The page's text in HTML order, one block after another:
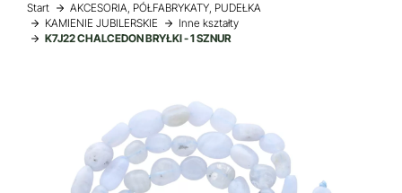
Start
AKCESORIA, PÓŁFABRYKATY, PUDEŁKA
KAMIENIE JUBILERSKIE
Inne kształty
K7J22 CHALCEDON BRYŁKI - 1 SZNUR